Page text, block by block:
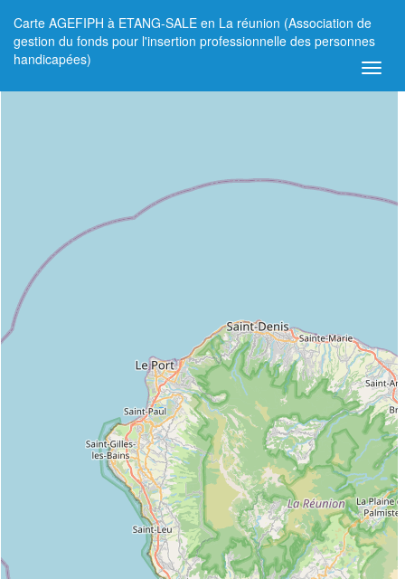
Carte AGEFIPH à ETANG-SALE en La réunion (Association de
gestion du fonds pour l'insertion professionnelle des personnes
handicapées)
+
−